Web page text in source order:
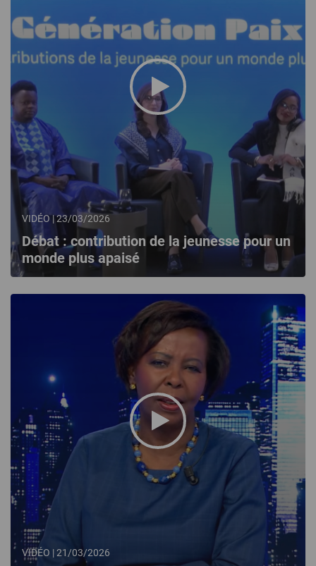
VIDÉO | 23/03/2026
Débat : contribution de la jeunesse pour un
monde plus apaisé
VIDÉO | 21/03/2026